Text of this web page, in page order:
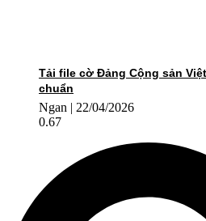
Tải file cờ Đảng Cộng sản Việt
chuẩn
Ngan 22/04/2026